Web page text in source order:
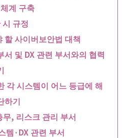
계 구축
규정
할 사이버보안법 대책
서 및 DX 관련 부서와의 협력
각 시스템이 어느 등급에 해
하기
무, 리스크 관리 부서
템·DX 관련 부서